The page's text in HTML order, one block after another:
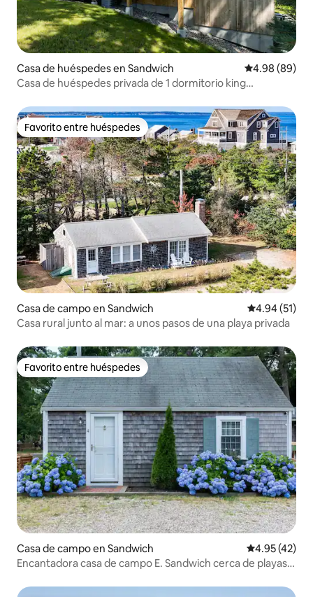
Casa de huéspedes en Sandwich Calificación
4.98 (89)
Casa de huéspedes privada de 1 dormitorio king
Favorito entre huéspedes
Favorito entre huéspedes
Casa de campo en Sandwich Calificación
4.94 (51)
Casa rural junto al mar: a unos pasos de una playa privada
Favorito entre huéspedes
Favorito entre huéspedes
Casa de campo en Sandwich Calificación
4.95 (42)
Encantadora casa de campo E. Sandwich cerca de playas,